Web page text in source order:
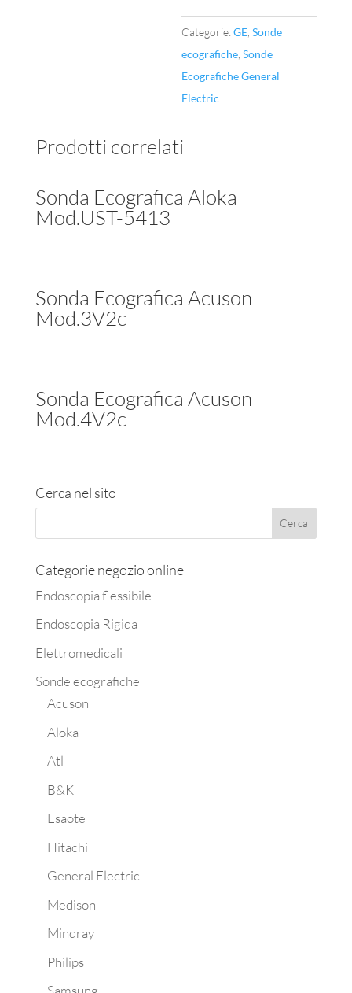
quantità
Categorie:GE ,Sonde
ecografiche ,Sonde
Ecografiche General
Electric
Prodotti correlati
Sonda Ecografica Aloka
Mod.UST-5413
Sonda Ecografica Acuson
Mod.3V2c
Sonda Ecografica Acuson
Mod.4V2c
Cerca nel sito
Categorie negozio online
Endoscopia flessibile
Endoscopia Rigida
Elettromedicali
Sonde ecografiche
Acuson
Aloka
Atl
B&K
Esaote
Hitachi
General Electric
Medison
Mindray
Philips